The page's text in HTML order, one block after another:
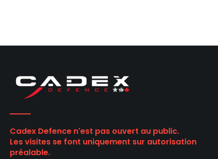
Cadex Defence n'est pas ouvert au public.
Les visites se font uniquement sur autorisation
préalable.